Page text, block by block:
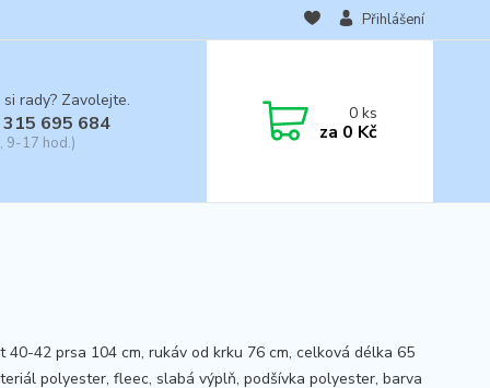
Přihlášení
rady? Zavolejte.
695 684
9-17 hod.)
0ks
za 0 Kč
40-42 prsa 104 cm, rukáv od krku 76 cm, celková délka 65
polyester, fleec, slabá výplň, podšívka polyester, barva